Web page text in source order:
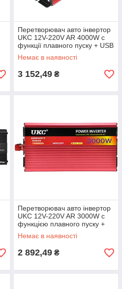
Перетворювач авто інвертор
UKC 12V-220V AR 4000W c
функції плавного пуску + USB
(3054)
Немає в наявності
3 152,49 ₴
Перетворювач авто інвертор
UKC 12V-220V AR 3000W c
функцією плавного пуску +
USB (3053)
Немає в наявності
2 892,49 ₴